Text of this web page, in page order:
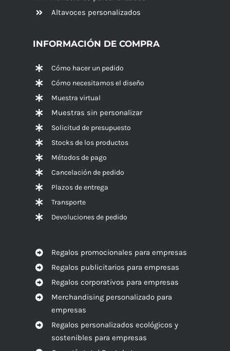
Altavoces personalizados
INFORMACIÓN DE COMPRA
Cómo hacer un pedido
Cómo necesitamos el diseño
Muestra virtual
Muestras sin personalizar
Solicitud de presupuesto
Stocks de los productos
Métodos de pago
Cancelación de pedido
Plazos de entrega
Transporte
Devoluciones de pedido
Regalos promocionales para empresas
Regalos publicitarios para empresas
Regalos corporativos para empresas
Merchandising personalizado para
empresas
Regalos personalizados ecológicos y
sostenibles para empresas